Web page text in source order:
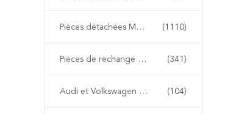
Pièces détachées Mercedes Benz (1110)
Pièces de rechange de BMW (341)
Audi et Volkswagen pièces détachées (104)